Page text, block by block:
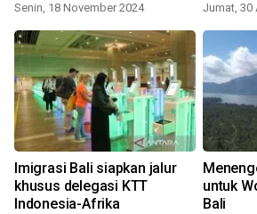
Senin, 18 November 2024 Jumat, 30
Imigrasi Bali siapkan jalur
khusus delegasi KTT
Indonesia-Afrika
untuk
Bali